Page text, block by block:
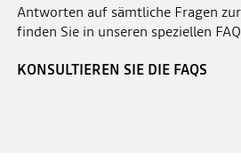
Antworten auf sämtliche Fragen
finden Sie in unseren speziellen
KONSULTIEREN SIE DIE FAQS